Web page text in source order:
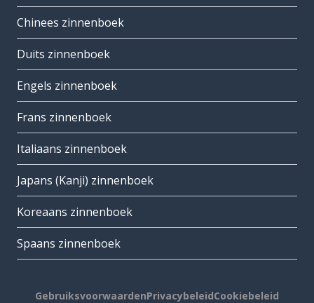
Chinees zinnenboek
Duits zinnenboek
Engels zinnenboek
Frans zinnenboek
Italiaans zinnenboek
Japans (Kanji) zinnenboek
Koreaans zinnenboek
Spaans zinnenboek
GebruiksvoorwaardenPrivacybeleidCookiebeleid